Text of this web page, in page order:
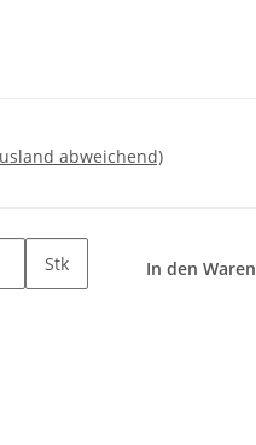
abweichend)
Stk In den